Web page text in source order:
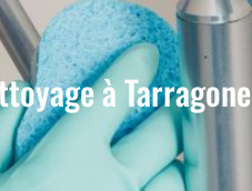
à Tarragone